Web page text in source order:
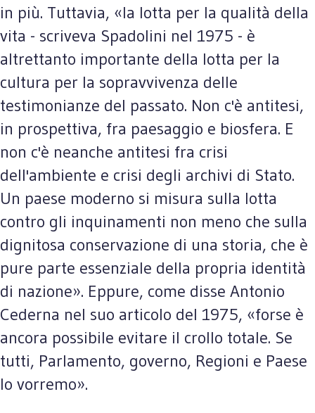
in più. Tuttavia, «la lotta per la qualità della
vita - scriveva Spadolini nel 1975 - è
altrettanto importante della lotta per la
cultura per la sopravvivenza delle
testimonianze del passato. Non c'è antitesi,
in prospettiva, fra paesaggio e biosfera. E
non c'è neanche antitesi fra crisi
dell'ambiente e crisi degli archivi di Stato.
Un paese moderno si misura sulla lotta
contro gli inquinamenti non meno che sulla
dignitosa conservazione di una storia, che è
pure parte essenziale della propria identità
di nazione». Eppure, come disse Antonio
Cederna nel suo articolo del 1975, «forse è
ancora possibile evitare il crollo totale. Se
tutti, Parlamento, governo, Regioni e Paese
lo vorremo».